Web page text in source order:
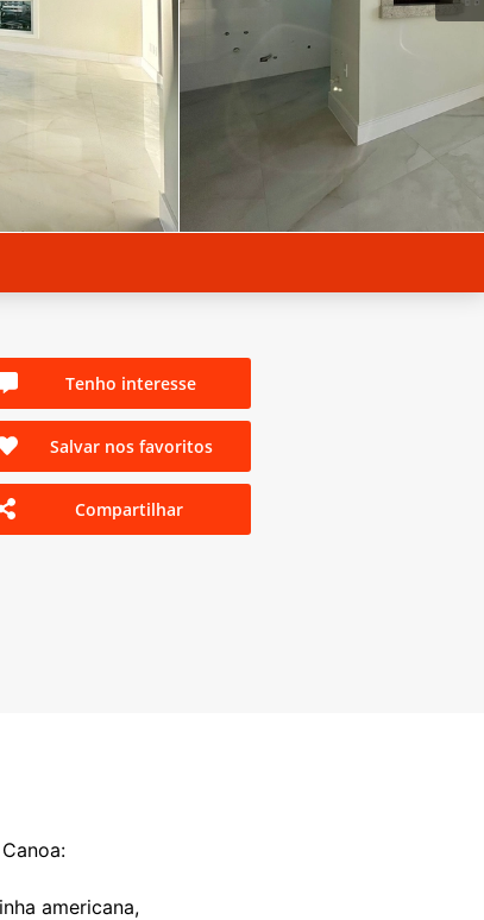
Tenho interesse
Salvar nos favoritos
Compartilhar
americana,